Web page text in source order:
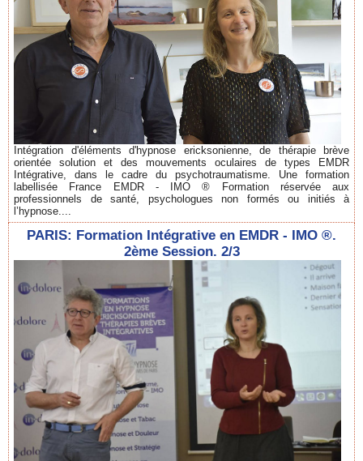
Intégration d'éléments d'hypnose ericksonienne, de thérapie brève
orientée solution et des mouvements oculaires de types EMDR
Intégrative, dans le cadre du psychotraumatisme. Une formation
labellisée France EMDR - IMO ® Formation réservée aux
professionnels de santé, psychologues non formés ou initiés à
l’hypnose....
PARIS: Formation Intégrative en EMDR - IMO ®.
2ème Session. 2/3